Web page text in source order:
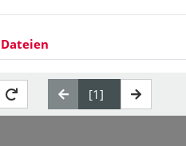
Dateien